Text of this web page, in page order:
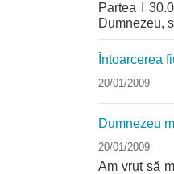
Partea I
Dumnezeu,
Întoarcerea
20/01/2009
Dumnezeu
20/01/2009
Am vrut să